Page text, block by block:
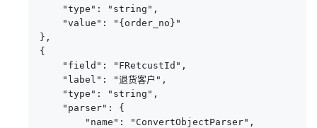
    "type": "string",
    "value": "{order_no}"
},
{
    "field": "FRetcustId",
    "label": "退货客户",
    "type": "string",
    "parser": {
        "name": "ConvertObjectParser",